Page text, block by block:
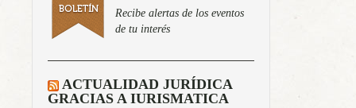
Recibe alertas de los eventos
de tu interés
ACTUALIDAD JURÍDICA
GRACIAS A IURISMATICA